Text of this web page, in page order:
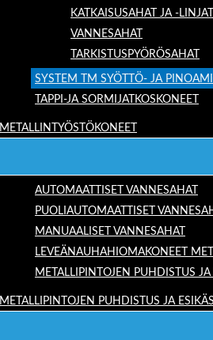
KATKAISUSAHAT JA -LINJAT
VANNESAHAT
TARKISTUSPYÖRÖSAHAT
SYSTEM TM SYÖTTÖ- JA
TAPPI-JA SORMIJATKOSKONEET
METALLINTYÖSTÖKONEET
AUTOMAATTISET VANNESAHAT
PUOLIAUTOMAATTISET
MANUAALISET VANNESAHAT
LEVEÄNAUHAHIOMAKONEET
METALLIPINTOJEN PUHDISTUS JA
METALLIPINTOJEN PUHDISTUS JA